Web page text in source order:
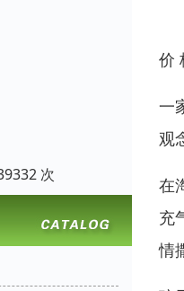
次
价
一
观
在
充
情